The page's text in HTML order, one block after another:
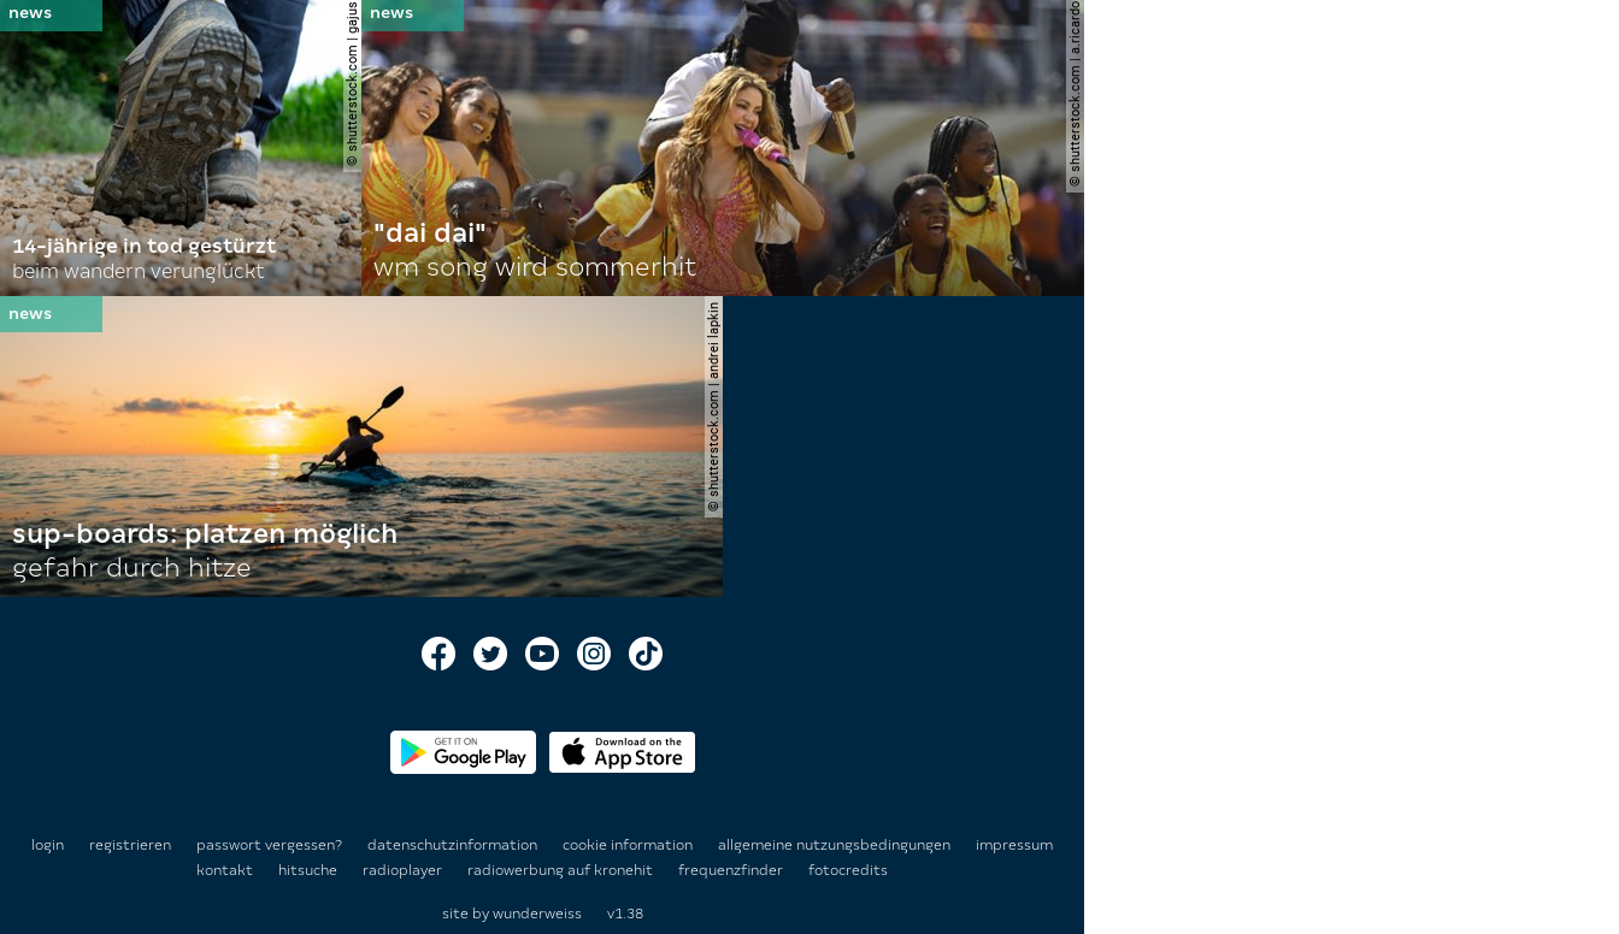
© shutterstock.com | gajus
14-jährige in tod gestürzt
beim wandern verunglückt
© shutterstock.com | a.ricardo
"dai dai"
wm song wird sommerhit
© shutterstock.com | andrei lapkin
sup-boards: platzen möglich
gefahr durch hitze
login registrieren passwort vergessen? datenschutzinformation cookie information allgemeine nutzungsbedingungen
impressum
kontakt
hitsuche radioplayer radiowerbung auf kronehit frequenzfinder fotocredits
site by wunderweiss v1.38